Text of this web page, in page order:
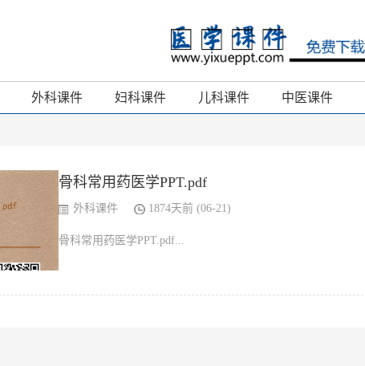
外科课件 妇科课件 儿科课件 中医课件
骨科常用药医学PPT.pdf
外科课件 1874天前 (06-21)
骨科常用药医学PPT.pdf...